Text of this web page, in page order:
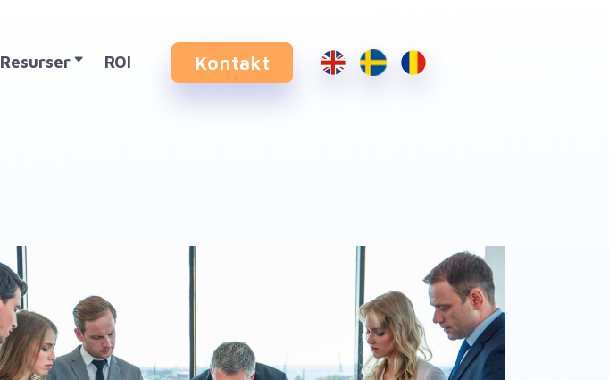
Resurser ROI Kontakt